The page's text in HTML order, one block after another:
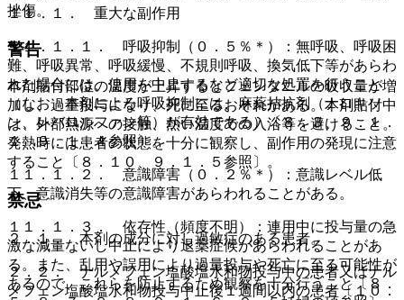
挫傷。
警告
本剤貼付部位の温度が上昇するとフェンタニルの吸収量が増
加し、過量投与になり、死に至るおそれがある。本剤貼付中
は、外部熱源への接触、熱い温度での入浴等を避けること。
発熱時には患者の状態を十分に観察し、副作用の発現に注意
すること〔８．１０、９．１．５参照〕。
禁忌
２．１． 本剤の成分に対し過敏症のある患者。
２．２． ナルメフェン塩酸塩水和物投与中の患者又はナル
メフェン塩酸塩水和物投与中止後１週間以内の患者〔１０．
１１．１． 重大な副作用
１１．１．１． 呼吸抑制（０．５％＊）：無呼吸、呼吸困
難、呼吸異常、呼吸緩慢、不規則呼吸、換気低下等があらわ
れた場合には、使用を中止するなど適切な処置を行うこと
（なお、本剤による呼吸抑制には、麻薬拮抗剤（ナロキソ
ン、レバロルファン等）が有効である）〔８．３、９．１．
１、９．１．４参照〕。
１１．１．２． 意識障害（０．２％＊）：意識レベル低
下、意識消失等の意識障害があらわれることがある。
１１．１．３． 依存性（頻度不明）：連用中に投与量の急
激な減量ないし中止により退薬症候があらわれることがあ
る。また、乱用や誤用により過量投与や死亡に至る可能性が
あるので、これらを防止するため観察を十分行うこと〔８．